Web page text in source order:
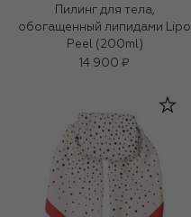
Пилинг для тела,
обогащенный липидами Lipo
Peel (200ml)
14 900 ₽